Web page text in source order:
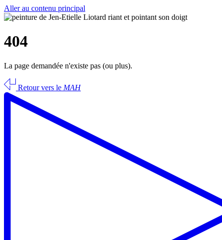
Aller au contenu principal
404
La page demandée n'existe pas (ou plus).
Retour vers le MAH